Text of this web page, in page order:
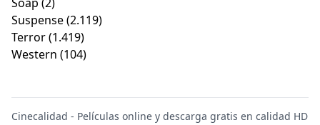
Suspense(2.119)
Terror(1.419)
Western (104)
Cinecalidad - Películas online y descarga gratis en calidad HD